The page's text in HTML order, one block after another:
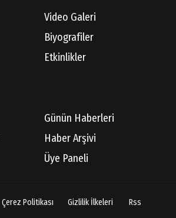
KOÇ
Son Şairini Uğurlarken
KÜÇÜK
Video Galeri
Biyografiler
Etkinlikler
Günün Haberleri
Haber Arşivi
Üye Paneli
Çerez Politikası Gizlilik İlkeleri Rss